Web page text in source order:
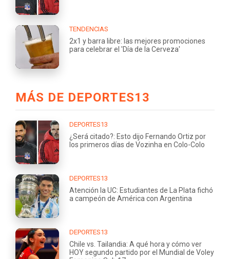
TENDENCIAS
2x1 y barra libre: las mejores promociones
para celebrar el 'Día de la Cerveza'
MÁS DE DEPORTES13
DEPORTES13
¿Será citado?: Esto dijo Fernando Ortiz por
los primeros días de Vozinha en Colo-Colo
DEPORTES13
Atención la UC: Estudiantes de La Plata fichó
a campeón de América con Argentina
DEPORTES13
Chile vs. Tailandia: A qué hora y cómo ver
HOY segundo partido por el Mundial de Voley